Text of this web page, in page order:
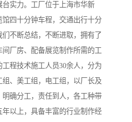
台实力。工厂位于上海市华新
四十分钟车程，交通出行十分
不断总结，不断进取，拥有了
厂房、配备展览制作所需的工
程技术施工人员30余人，分为
、美工组，电工组，以厂长及
确分工，责任到人，各工种带
以上，具备丰富的行业制作经